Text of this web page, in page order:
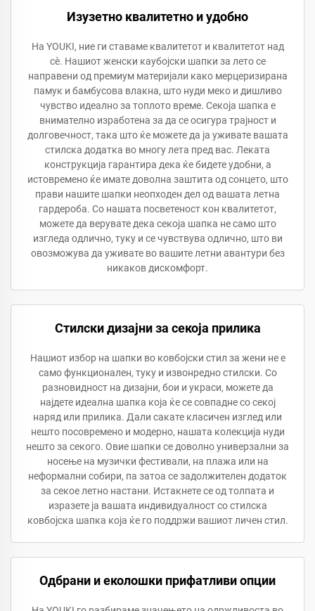
Изузетно квалитетно и удобно
На YOUKI, ние ги ставаме квалитетот и квалитетот над
сè. Нашиот женски каубојски шапки за лето се
направени од премиум материјали како мерцеризирана
памук и бамбусова влакна, што нуди меко и дишливо
чувство идеално за топлото време. Секоја шапка е
внимателно изработена за да се осигура трајност и
долговечност, така што ќе можете да ја уживате вашата
стилска додатка во многу лета пред вас. Леката
конструкција гарантира дека ќе бидете удобни, а
истовремено ќе имате доволна заштита од сонцето, што
прави нашите шапки неопходен дел од вашата летна
гардероба. Со нашата посветеност кон квалитетот,
можете да верувате дека секоја шапка не само што
изгледа одлично, туку и се чувствува одлично, што ви
овозможува да уживате во вашите летни авантури без
никаков дискомфорт.
Стилски дизајни за секоја прилика
Нашиот избор на шапки во ковбојски стил за жени не е
само функционален, туку и извонредно стилски. Со
разновидност на дизајни, бои и украси, можете да
најдете идеална шапка која ќе се совпадне со секој
наряд или прилика. Дали сакате класичен изглед или
нешто посовремено и модерно, нашата колекција нуди
нешто за секого. Овие шапки се доволно универзални за
носење на музички фестивали, на плажа или на
неформални собири, па затоа се задолжителен додаток
за секое летно настани. Истакнете се од толпата и
изразете ја вашата индивидуалност со стилска
ковбојска шапка која ќе го поддржи вашиот личен стил.
Одбрани и еколошки прифатливи опции